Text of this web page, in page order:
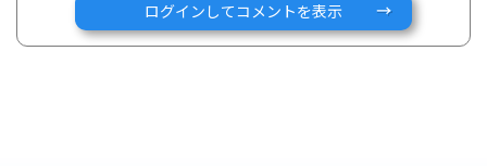
エレンタールを増やせば症状は収まるが、空腹を感じ始め我
ログインしてコメントを表示